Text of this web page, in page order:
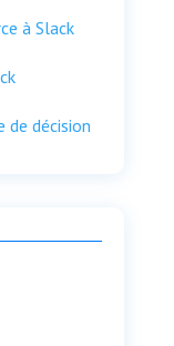
à Slack
de décision